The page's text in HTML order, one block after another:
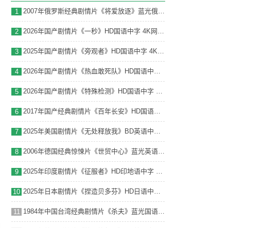
1 2007年俄罗斯经典剧情片《将爱放逐》蓝光俄语中字 4K网盘迅雷下载
2 2026年国产剧情片《一秒》HD国语中字 4K网盘迅雷下载
3 2025年国产剧情片《旁观者》HD国语中字 4K网盘迅雷下载
4 2026年国产剧情片《热血敢死队》HD国语中字 4K网盘迅雷下载
5 2026年国产剧情片《特殊检测》HD国语中字 4K网盘迅雷下载
6 2017年国产经典剧情片《百年长安》HD国语中字 4K网盘迅雷下载
7 2025年美国剧情片《无处释放我》BD英语中字 4K网盘迅雷下载
8 2006年德国经典惊悚片《世贸中心》蓝光英语中字 4K网盘迅雷下载
9 2025年印度剧情片《征服者》HD印地语中字 4K网盘迅雷下载
10 2025年日本剧情片《捏造贝多芬》HD日语中字 4K网盘迅雷下载
11 1984年中国台湾经典剧情片《杀夫》蓝光国语中字 4K网盘迅雷下载